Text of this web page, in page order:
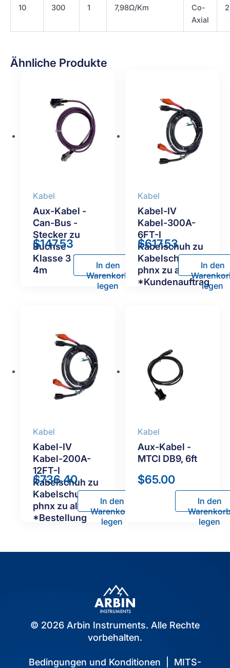
10 300 1 7,98Ω/Km
Co-
Axial
Ähnliche Produkte
Kabel
Aux-Kabel -
Can-Bus -
Stecker zu
Buchse -
Klasse 3 DB9,
4m
$147.53
In den
Warenkorb
legen
Kabel
Kabel-IV
Kabel-300A-
6FT-I
Kabelschuh zu
Kabelschuh-V
phnx zu algtr
*Kundenauftrag
$617.53
In den
legen
Kabel
Kabel-IV
Kabel-200A-
12FT-I
Kabelschuh zu
Kabelschuh-V
phnx zu algtr
*Bestellung
$736.40
In den
Warenkorb
legen
Kabel
Aux-Kabel -
MTCI DB9, 6ft
$65.00
In den
legen
© 2026 Arbin Instruments. Alle Rechte
vorbehalten.
Bedingungen und Konditionen MITS-